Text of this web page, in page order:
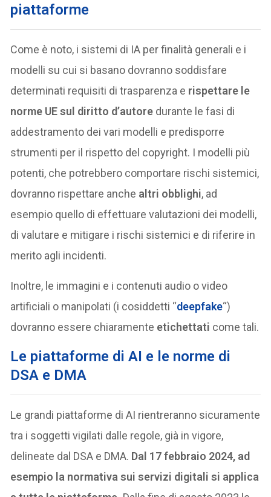
piattaforme
Come è noto, i sistemi di IA per finalità generali e i
modelli su cui si basano dovranno soddisfare
determinati requisiti di trasparenza e rispettare le
norme UE sul diritto d’autore durante le fasi di
addestramento dei vari modelli e predisporre
strumenti per il rispetto del copyright. I modelli più
potenti, che potrebbero comportare rischi sistemici,
dovranno rispettare anche altri obblighi, ad
esempio quello di effettuare valutazioni dei modelli,
di valutare e mitigare i rischi sistemici e di riferire in
merito agli incidenti.
Inoltre, le immagini e i contenuti audio o video
artificiali o manipolati (i cosiddetti “deepfake“)
dovranno essere chiaramente etichettati come tali.
Le piattaforme di AI e le norme di
DSA e DMA
Le grandi piattaforme di AI rientreranno sicuramente
tra i soggetti vigilati dalle regole, già in vigore,
delineate dal DSA e DMA. Dal 17 febbraio 2024, ad
esempio la normativa sui servizi digitali si applica